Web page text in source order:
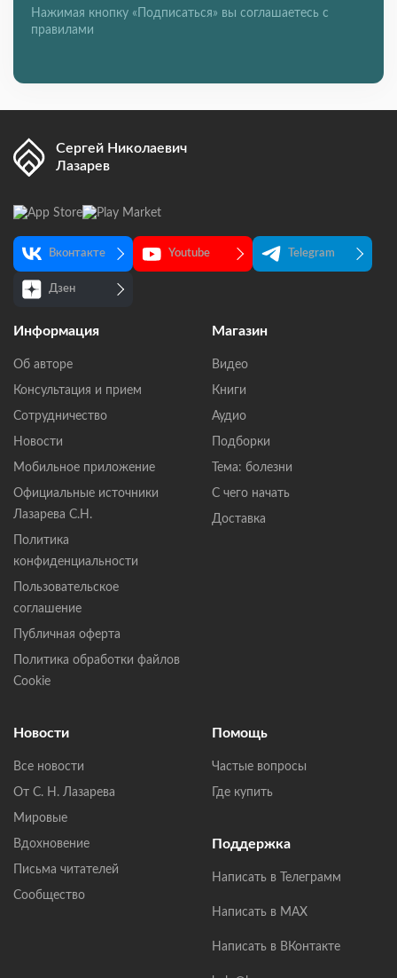
Нажимая кнопку «Подписаться» вы соглашаетесь с
правилами
Сергей Николаевич
Лазарев
Вконтакте Youtube Telegram
Дзен
Информация
Об авторе
Консультация и прием
Сотрудничество
Новости
Мобильное приложение
Официальные источники
Лазарева С.Н.
Политика
конфиденциальности
Пользовательское
соглашение
Публичная оферта
Политика обработки файлов
Cookie
Магазин
Видео
Книги
Аудио
Подборки
Тема: болезни
С чего начать
Доставка
Новости
Все новости
От С. Н. Лазарева
Мировые
Вдохновение
Письма читателей
Сообщество
Помощь
Частые вопросы
Где купить
Поддержка
Написать в Телеграмм
Написать в MAX
Написать в ВКонтакте